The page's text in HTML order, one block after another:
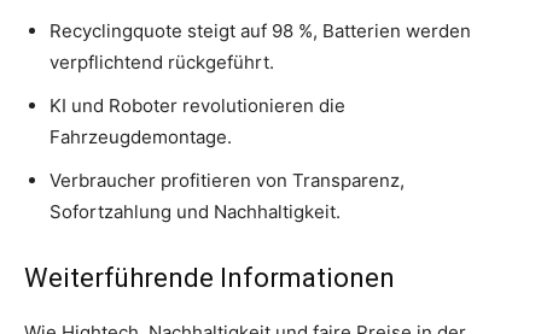
Recyclingquote steigt auf 98 %, Batterien werden
verpflichtend rückgeführt.
KI und Roboter revolutionieren die
Fahrzeugdemontage.
Verbraucher profitieren von Transparenz,
Sofortzahlung und Nachhaltigkeit.
Weiterführende Informationen